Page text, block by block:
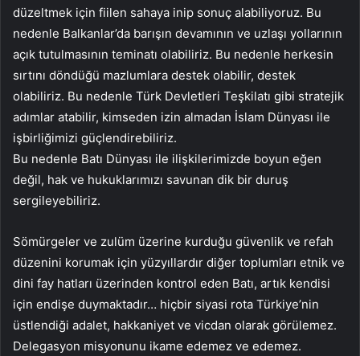
düzeltmek için fiilen sahaya inip sonuç alabiliyoruz. Bu
nedenle Balkanlar’da barışın devamının ve uzlaşı yollarının
açık tutulmasının teminatı olabiliriz. Bu nedenle herkesin
sırtını döndüğü mazlumlara destek olabilir, destek
olabiliriz. Bu nedenle Türk Devletleri Teşkilatı gibi stratejik
adımlar atabilir, kimseden izin almadan İslam Dünyası ile
işbirliğimizi güçlendirebiliriz.
Bu nedenle Batı Dünyası ile ilişkilerimizde boyun eğen
değil, hak ve hukuklarımızı savunan dik bir duruş
sergileyebiliriz.
Sömürgeler ve zulüm üzerine kurduğu güvenlik ve refah
düzenini korumak için yüzyıllardır diğer toplumları etnik ve
dini fay hatları üzerinden kontrol eden Batı, artık kendisi
için endişe duymaktadır… hiçbir siyasi rota Türkiye’nin
üstlendiği adalet, hakkaniyet ve vicdan olarak görülemez.
Delegasyon misyonunu ikame edemez ve edemez.